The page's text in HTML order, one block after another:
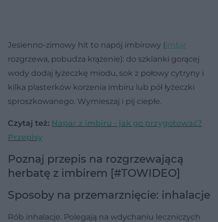
Jesienno-zimowy hit to napój imbirowy (imbir
rozgrzewa, pobudza krążenie): do szklanki gorącej
wody dodaj łyżeczkę miodu, sok z połowy cytryny i
kilka plasterków korzenia imbiru lub pół łyżeczki
sproszkowanego. Wymieszaj i pij ciepłe.
Czytaj też: Napar z imbiru - jak go przygotować?
Przepisy
Poznaj przepis na rozgrzewającą
herbatę z imbirem [#TOWIDEO]
Sposoby na przemarznięcie: inhalacje
Rób inhalacje. Polegają na wdychaniu leczniczych